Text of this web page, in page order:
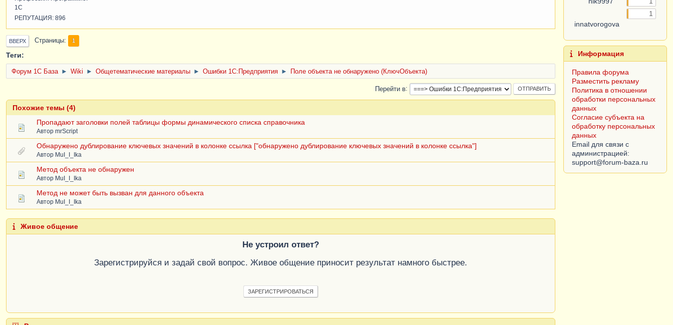
1С
РЕПУТАЦИЯ: 896
ВВЕРХ Страницы 1
Теги:
Форум 1C База ► Wiki ► Общетематические материалы ► Ошибки 1С:Предприятия ► Поле объекта не обнаружено (КлючОбъекта)
Перейти в
Похожие темы (4)
Пропадают заголовки полей таблицы формы динамического списка справочника
Автор mrScript
Обнаружено дублирование ключевых значений в колонке ссылка ["обнаружено дублирование ключевых значений в колонке ссылка"]
Автор MuI_I_Ika
Метод объекта не обнаружен
Автор MuI_I_Ika
Метод не может быть вызван для данного объекта
Автор MuI_I_Ika
Живое общение
Не устроил ответ?
Зарегистрируйся и задай свой вопрос. Живое общение приносит результат намного быстрее.
ЗАРЕГИСТРИРОВАТЬСЯ
innatvorogova
1
Информация
Правила форума
Разместить рекламу
Политика в отношении
обработки персональных
данных
Согласие субъекта на
обработку персональных
данных
Email для связи с
администрацией: